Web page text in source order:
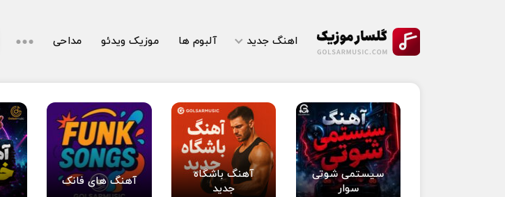
اهنگ جدید آلبوم ها موزیک ویدئو مداحی
سیستمی شوتی
سوار
آهنگ باشگاه
جدید
آهنگ های فانک